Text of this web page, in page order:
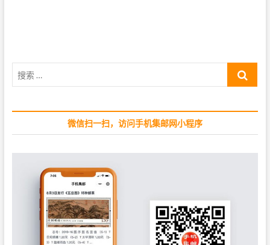
s
:
:
微信扫一扫，访问手机集邮网小程序